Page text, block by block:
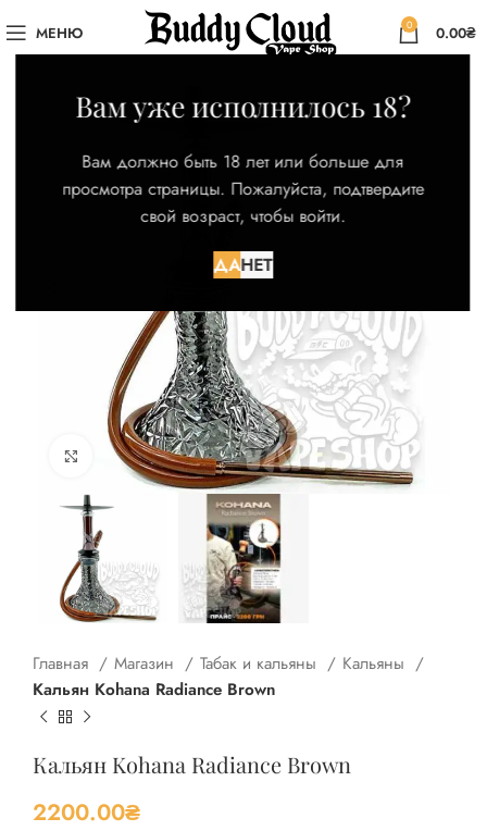
Вам уже исполнилось 18?
Вам должно быть 18 лет или больше для
просмотра страницы. Пожалуйста, подтвердите
свой возраст, чтобы войти.
ДАНЕТ
МЕНЮ 0 0.00₴
Нажмите для увеличения
Главная Магазин Табак и кальяны
Кальяны
Кальян Kohana Radiance Brown
Кальян Kohana Radiance Brown
2200.00₴